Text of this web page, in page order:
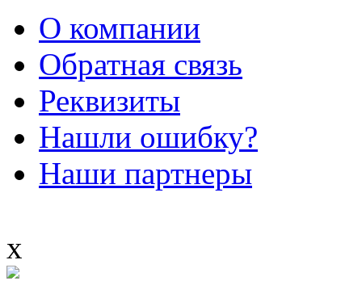
О компании
Обратная связь
Реквизиты
Нашли ошибку?
Наши партнеры
x